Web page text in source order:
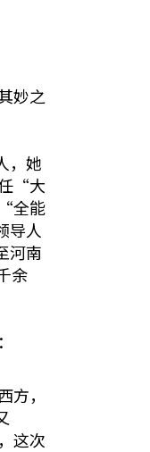
妙之
，她
“大
全能
导人
河南
余
，
这次